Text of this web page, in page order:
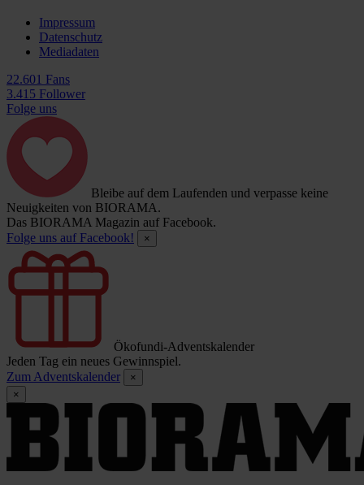
Impressum
Datenschutz
Mediadaten
22.601 Fans
3.415 Follower
Folge uns
Bleibe auf dem Laufenden und verpasse keine
Neuigkeiten von BIORAMA.
Das BIORAMA Magazin auf Facebook.
Folge uns auf Facebook!
×
Ökofundi-Adventskalender
Jeden Tag ein neues Gewinnspiel.
Zum Adventskalender
×
×